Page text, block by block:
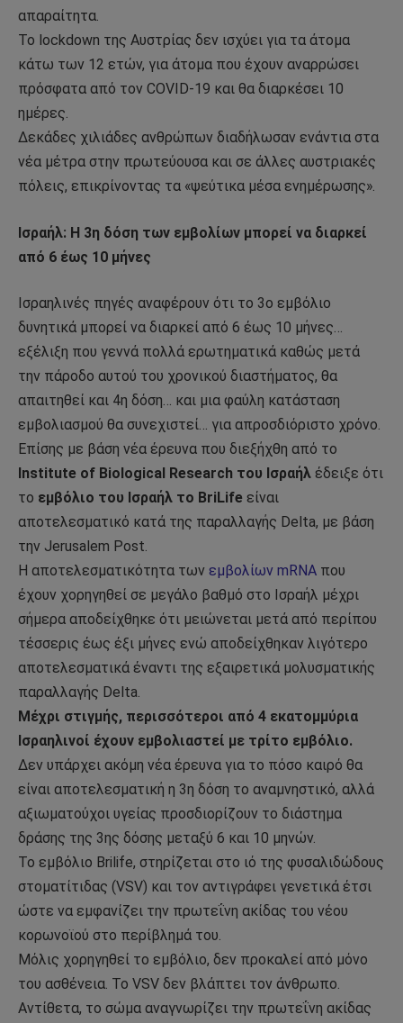
απαραίτητα.
Το lockdown της Αυστρίας δεν ισχύει για τα άτομα
κάτω των 12 ετών, για άτομα που έχουν αναρρώσει
πρόσφατα από τον COVID-19 και θα διαρκέσει 10
ημέρες.
Δεκάδες χιλιάδες ανθρώπων διαδήλωσαν ενάντια στα
νέα μέτρα στην πρωτεύουσα και σε άλλες αυστριακές
πόλεις, επικρίνοντας τα «ψεύτικα μέσα ενημέρωσης».
Ισραήλ: Η 3η δόση των εμβολίων μπορεί να διαρκεί
από 6 έως 10 μήνες
Ισραηλινές πηγές αναφέρουν ότι το 3ο εμβόλιο
δυνητικά μπορεί να διαρκεί από 6 έως 10 μήνες…
εξέλιξη που γεννά πολλά ερωτηματικά καθώς μετά
την πάροδο αυτού του χρονικού διαστήματος, θα
απαιτηθεί και 4η δόση… και μια φαύλη κατάσταση
εμβολιασμού θα συνεχιστεί… για απροσδιόριστο χρόνο.
Επίσης με βάση νέα έρευνα που διεξήχθη από το
Institute of Biological Research του Ισραήλ έδειξε ότι
το εμβόλιο του Ισραήλ το BriLife είναι
αποτελεσματικό κατά της παραλλαγής Delta, με βάση
την Jerusalem Post.
Η αποτελεσματικότητα των εμβολίων mRNA που
έχουν χορηγηθεί σε μεγάλο βαθμό στο Ισραήλ μέχρι
σήμερα αποδείχθηκε ότι μειώνεται μετά από περίπου
τέσσερις έως έξι μήνες ενώ αποδείχθηκαν λιγότερο
αποτελεσματικά έναντι της εξαιρετικά μολυσματικής
παραλλαγής Delta.
Μέχρι στιγμής, περισσότεροι από 4 εκατομμύρια
Ισραηλινοί έχουν εμβολιαστεί με τρίτο εμβόλιο.
Δεν υπάρχει ακόμη νέα έρευνα για το πόσο καιρό θα
είναι αποτελεσματική η 3η δόση το αναμνηστικό, αλλά
αξιωματούχοι υγείας προσδιορίζουν το διάστημα
δράσης της 3ης δόσης μεταξύ 6 και 10 μηνών.
Το εμβόλιο Brilife, στηρίζεται στο ιό της φυσαλιδώδους
στοματίτιδας (VSV) και τον αντιγράφει γενετικά έτσι
ώστε να εμφανίζει την πρωτεΐνη ακίδας του νέου
κορωνοϊού στο περίβλημά του.
Μόλις χορηγηθεί το εμβόλιο, δεν προκαλεί από μόνο
του ασθένεια. Το VSV δεν βλάπτει τον άνθρωπο.
Αντίθετα, το σώμα αναγνωρίζει την πρωτεΐνη ακίδας